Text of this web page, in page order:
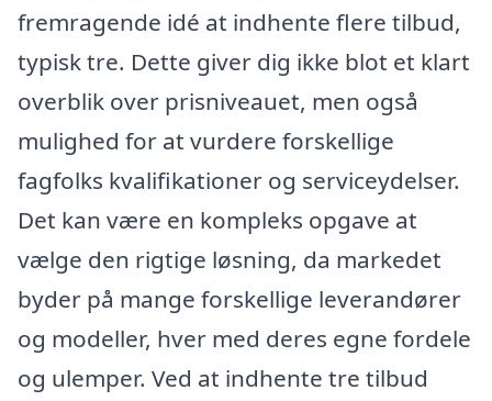
fremragende idé at indhente flere tilbud,
typisk tre. Dette giver dig ikke blot et klart
overblik over prisniveauet, men også
mulighed for at vurdere forskellige
fagfolks kvalifikationer og serviceydelser.
Det kan være en kompleks opgave at
vælge den rigtige løsning, da markedet
byder på mange forskellige leverandører
og modeller, hver med deres egne fordele
og ulemper. Ved at indhente tre tilbud